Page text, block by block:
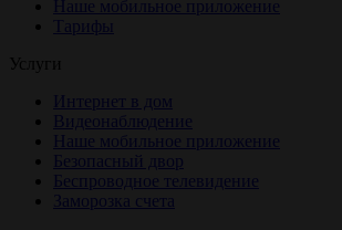
Наше мобильное приложение
Тарифы
Услуги
Интернет в дом
Видеонаблюдение
Наше мобильное приложение
Безопасный двор
Беспроводное телевидение
Заморозка счета